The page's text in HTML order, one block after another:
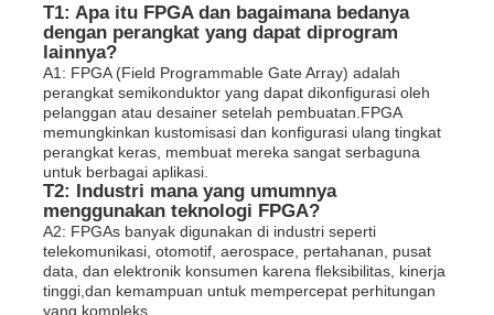
T1: Apa itu FPGA dan bagaimana bedanya
dengan perangkat yang dapat diprogram
lainnya?
A1: FPGA (Field Programmable Gate Array) adalah
perangkat semikonduktor yang dapat dikonfigurasi oleh
pelanggan atau desainer setelah pembuatan.FPGA
memungkinkan kustomisasi dan konfigurasi ulang tingkat
perangkat keras, membuat mereka sangat serbaguna
untuk berbagai aplikasi.
T2: Industri mana yang umumnya
menggunakan teknologi FPGA?
A2: FPGAs banyak digunakan di industri seperti
telekomunikasi, otomotif, aerospace, pertahanan, pusat
data, dan elektronik konsumen karena fleksibilitas, kinerja
tinggi,dan kemampuan untuk mempercepat perhitungan
yang kompleks.